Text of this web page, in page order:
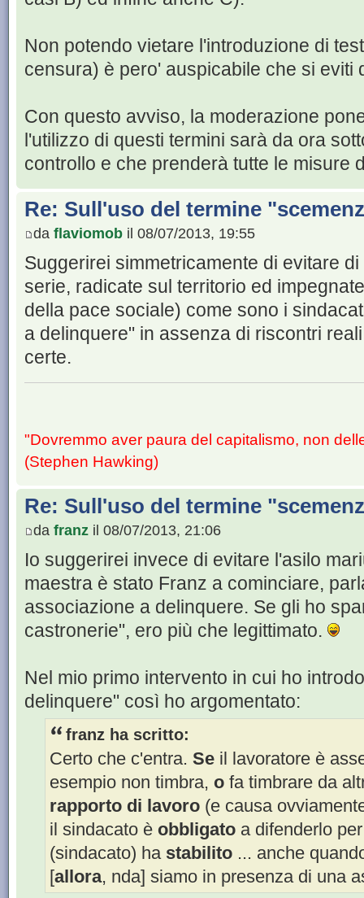
Non potendo vietare l'introduzione di
censura) è pero' auspicabile che si eviti
Con questo avviso, la moderazione
l'utilizzo di questi termini sarà da ora
controllo e che prenderà tutte le misure
Re: Sull'uso del termine
da flaviomob il 08/07/2013, 19:55
Suggerirei simmetricamente di evitare
serie, radicate sul territorio ed
della pace sociale) come sono i
a delinquere" in assenza di riscontri
certe.
"Dovremmo aver paura del capitalismo, non
(Stephen Hawking)
Re: Sull'uso del termine
da franz il 08/07/2013, 21:06
Io suggerirei invece di evitare l'asilo
maestra è stato Franz a cominciare,
associazione a delinquere. Se gli ho
castronerie", ero più che legittimato.
Nel mio primo intervento in cui ho
delinquere" così ho argomentato:
franz ha scritto:
Certo che c'entra. Se il lavoratore è
esempio non timbra, o fa timbrare da
rapporto di lavoro (e causa
il sindacato è obbligato a difenderlo
(sindacato) ha stabilito ... anche
[allora, nda] siamo in presenza di una